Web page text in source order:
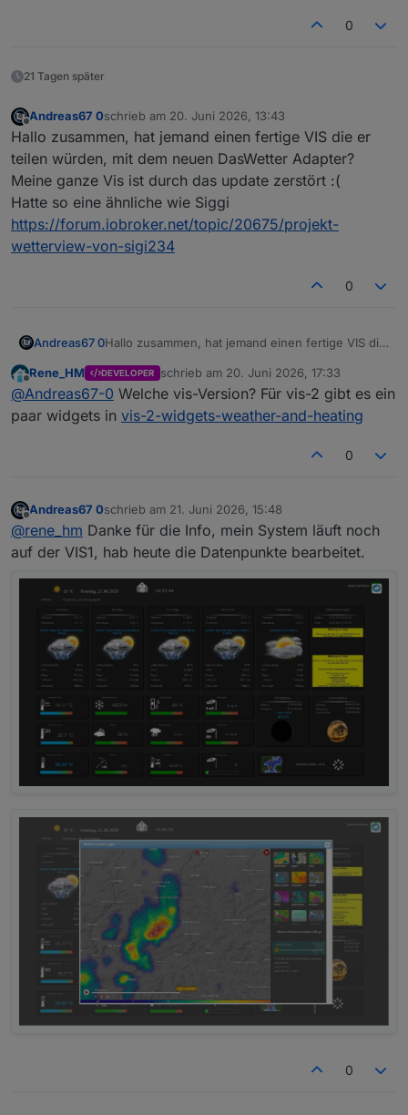
0
21 Tagen später
Offline
Andreas67 0schrieb am 20. Juni 2026, 13:43
zuletzt editiert von
Hallo zusammen, hat jemand einen fertige VIS die er
teilen würden, mit dem neuen DasWetter Adapter?
Meine ganze Vis ist durch das update zerstört :(
Hatte so eine ähnliche wie Siggi
https://forum.iobroker.net/topic/20675/projekt-
wetterview-von-sigi234
0
Andreas67 0Hallo zusammen, hat jemand einen fertige VIS die
Adapter?
Meine ganze Vis ist durch das update zerstört :(
Hatte so eine ähnliche wie Siggi
https://forum.iobroker.net/topic/20675/projekt-
Offline
Rene_HM DEVELOPER schrieb am 20. Juni 2026, 17:33
zuletzt editiert von
@Andreas67-0 Welche vis-Version? Für vis-2 gibt es ein
paar widgets in vis-2-widgets-weather-and-heating
0
Andreas67 0schrieb am 21. Juni 2026, 15:48
zuletzt editiert von
@rene_hm Danke für die Info, mein System läuft noch
auf der VIS1, hab heute die Datenpunkte bearbeitet.
0